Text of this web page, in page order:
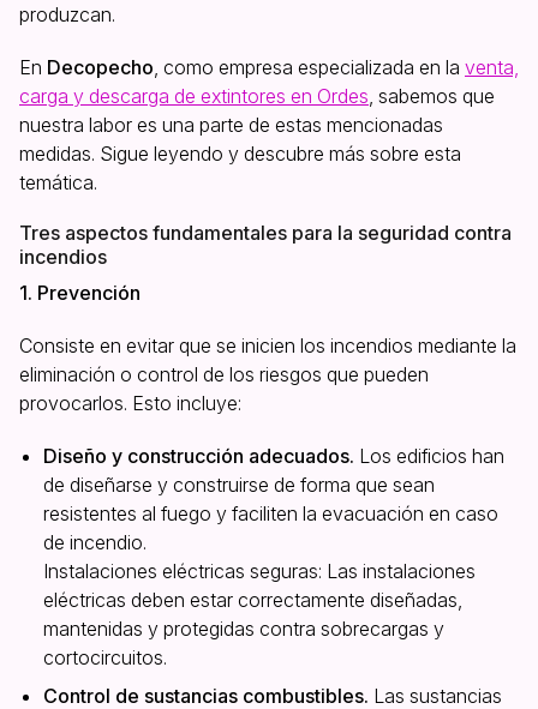
produzcan.
En Decopecho , como empresa especializada en la venta,
carga y descarga de extintores en Ordes , sabemos que
nuestra labor es una parte de estas mencionadas
medidas. Sigue leyendo y descubre más sobre esta
temática.
Tres aspectos fundamentales para la seguridad contra
incendios
1. Prevención
Consiste en evitar que se inicien los incendios mediante la
eliminación o control de los riesgos que pueden
provocarlos. Esto incluye:
Diseño y construcción adecuados. Los edificios han
de diseñarse y construirse de forma que sean
resistentes al fuego y faciliten la evacuación en caso
de incendio.
Instalaciones eléctricas seguras: Las instalaciones
eléctricas deben estar correctamente diseñadas,
mantenidas y protegidas contra sobrecargas y
cortocircuitos.
Control de sustancias combustibles. Las sustancias